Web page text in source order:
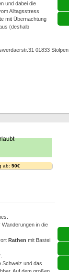
und dabei die
Alltagsstress
mit Übernachtung
(deshalb
01833 Stolpen
ab: 50€
in die
Rathen mit Bastei
Schweiz und das